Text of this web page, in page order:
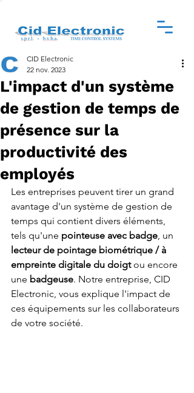
L'impact d'un système
de gestion de temps de
présence sur la
productivité des
employés
CID Electronic
22 nov. 2023
Les entreprises peuvent tirer un grand
avantage d'un système de gestion de
temps qui contient divers éléments,
tels qu'une pointeuse avec badge, un
lecteur de pointage biométrique / à
empreinte digitale du doigt ou encore
une badgeuse. Notre entreprise, CID
Electronic, vous explique l'impact de
ces équipements sur les collaborateurs
de votre société.